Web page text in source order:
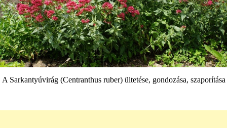
A Sarkantyúvirág (Centranthus ruber) ültetése, gondozása, szaporítása